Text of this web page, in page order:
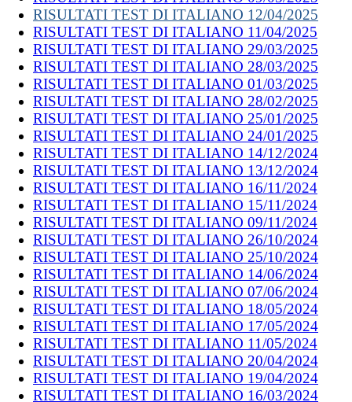
RISULTATI TEST DI ITALIANO 12/04/2025
RISULTATI TEST DI ITALIANO 11/04/2025
RISULTATI TEST DI ITALIANO 29/03/2025
RISULTATI TEST DI ITALIANO 28/03/2025
RISULTATI TEST DI ITALIANO 01/03/2025
RISULTATI TEST DI ITALIANO 28/02/2025
RISULTATI TEST DI ITALIANO 25/01/2025
RISULTATI TEST DI ITALIANO 24/01/2025
RISULTATI TEST DI ITALIANO 14/12/2024
RISULTATI TEST DI ITALIANO 13/12/2024
RISULTATI TEST DI ITALIANO 16/11/2024
RISULTATI TEST DI ITALIANO 15/11/2024
RISULTATI TEST DI ITALIANO 09/11/2024
RISULTATI TEST DI ITALIANO 26/10/2024
RISULTATI TEST DI ITALIANO 25/10/2024
RISULTATI TEST DI ITALIANO 14/06/2024
RISULTATI TEST DI ITALIANO 07/06/2024
RISULTATI TEST DI ITALIANO 18/05/2024
RISULTATI TEST DI ITALIANO 17/05/2024
RISULTATI TEST DI ITALIANO 11/05/2024
RISULTATI TEST DI ITALIANO 20/04/2024
RISULTATI TEST DI ITALIANO 19/04/2024
RISULTATI TEST DI ITALIANO 16/03/2024